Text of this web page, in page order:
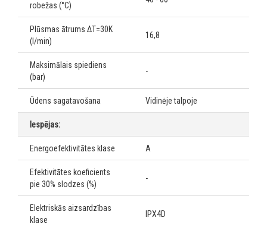
robežas (°C)
Plūsmas ātrums ΔT=30K
(l/min)
16,8
Maksimālais spiediens
(bar)
-
Ūdens sagatavošana Vidinėje talpoje
Iespējas:
Energoefektivitātes klase A
Efektivitātes koeficients
pie 30% slodzes (%)
-
Elektriskās aizsardzības
klase
IPX4D